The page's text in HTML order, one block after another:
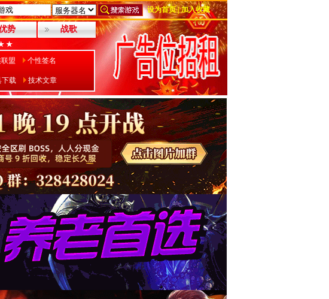
设为首页|加入收藏
势 战歌
★
盟 个性签名
下载 技术文章